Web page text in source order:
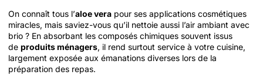
On connaît tous l’aloe vera pour ses applications cosmétiques
miracles, mais saviez-vous qu’il nettoie aussi l’air ambiant avec
brio ? En absorbant les composés chimiques souvent issus
de produits ménagers, il rend surtout service à votre cuisine,
largement exposée aux émanations diverses lors de la
préparation des repas.